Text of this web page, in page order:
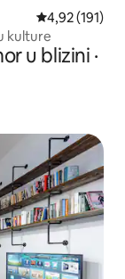
Prosječna
4,92 (191)
kulture
u blizini ·
gosti”